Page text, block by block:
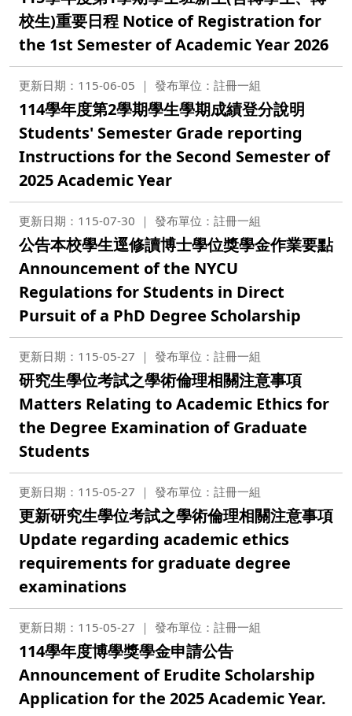
校生)重要日程 Notice of Registration for
the 1st Semester of Academic Year 2026
更新日期：115-06-05 發布單位：註冊一組
114學年度第2學期學生學期成績登分說明
Students' Semester Grade reporting
Instructions for the Second Semester of
2025 Academic Year
更新日期：115-07-30 發布單位：註冊一組
公告本校學生逕修讀博士學位獎學金作業要點
Announcement of the NYCU
Regulations for Students in Direct
Pursuit of a PhD Degree Scholarship
更新日期：115-05-27 發布單位：註冊一組
研究生學位考試之學術倫理相關注意事項
Matters Relating to Academic Ethics for
the Degree Examination of Graduate
Students
更新日期：115-05-27 發布單位：註冊一組
更新研究生學位考試之學術倫理相關注意事項
Update regarding academic ethics
requirements for graduate degree
examinations
更新日期：115-05-27 發布單位：註冊一組
114學年度博學獎學金申請公告
Announcement of Erudite Scholarship
Application for the 2025 Academic Year.